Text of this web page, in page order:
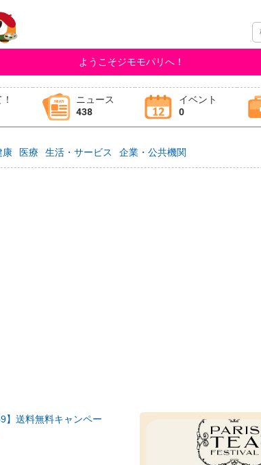
ようこそジモモパリへ！
ニュース
438
イベント
0
康 医療 生活・サービス 企業・公共機関
】送料無料キャンペー